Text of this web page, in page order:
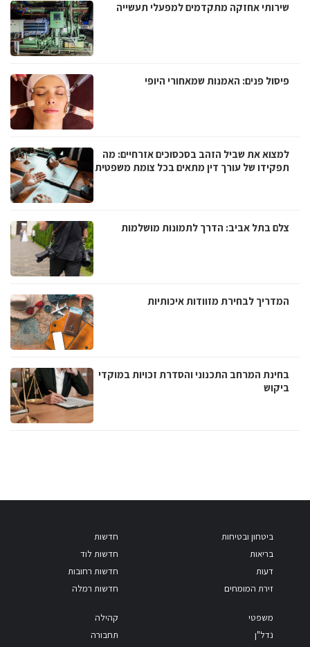
שירותי אחזקה מתקדמים למפעלי תעשייה
פיסול פנים: האמנות שמאחורי היופי
למצוא את שביל הזהב בסכסוכים אזרחיים: מה
תפקידו של עורך דין מתאים בכל צומת משפטית
צלם בתל אביב: הדרך לתמונות מושלמות
המדריך לבחירת מזוודות איכותיות
בחינת המרחב התכנוני והסדרת זכויות במוקדי
ביקוש
ביטחון ובטיחות
בריאות
דעות
זירת המומחים
חדשות
חדשות לוד
חדשות רחובות
חדשות רמלה
משפטי
נדל"ן
קהילה
תחבורה